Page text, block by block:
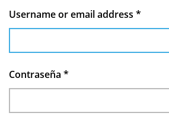
Username or email address *
Contraseña *